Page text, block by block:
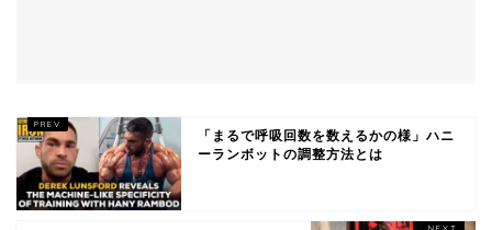
「まるで呼吸回数を数えるかの様」ハニ
ーランボットの調整方法とは